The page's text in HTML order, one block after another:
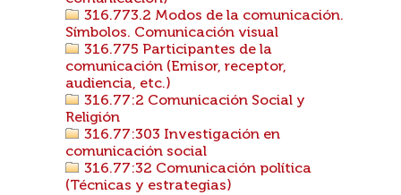
316.773.2 Modos de la comunicación.
Símbolos. Comunicación visual
316.775 Participantes de la
comunicación (Emisor, receptor,
audiencia, etc.)
316.77:2 Comunicación Social y
Religión
316.77:303 Investigación en
comunicación social
316.77:32 Comunicación política
(Técnicas y estrategias)